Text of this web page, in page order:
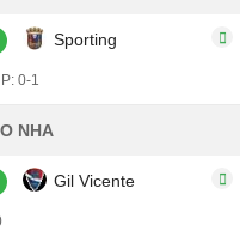
Sporting
0-1
NHA
Gil Vicente